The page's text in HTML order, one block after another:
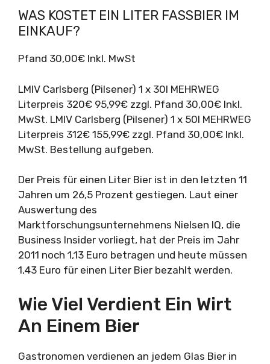
WAS KOSTET EIN LITER FASSBIER IM
EINKAUF?
Pfand 30,00€ Inkl. MwSt
LMIV Carlsberg (Pilsener) 1 x 30l MEHRWEG
Literpreis 320€ 95,99€ zzgl. Pfand 30,00€ Inkl.
MwSt. LMIV Carlsberg (Pilsener) 1 x 50l MEHRWEG
Literpreis 312€ 155,99€ zzgl. Pfand 30,00€ Inkl.
MwSt. Bestellung aufgeben.
Der Preis für einen Liter Bier ist in den letzten 11
Jahren um 26,5 Prozent gestiegen. Laut einer
Auswertung des
Marktforschungsunternehmens Nielsen IQ, die
Business Insider vorliegt, hat der Preis im Jahr
2011 noch 1,13 Euro betragen und heute müssen
1,43 Euro für einen Liter Bier bezahlt werden.
Wie Viel Verdient Ein Wirt
An Einem Bier
Gastronomen verdienen an jedem Glas Bier in